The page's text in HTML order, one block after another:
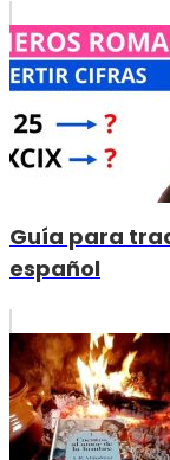
Guía para
español